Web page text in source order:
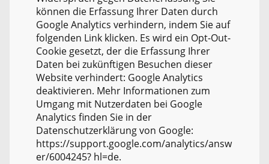
können die Erfassung Ihrer Daten durch
Google Analytics verhindern, indem Sie auf
folgenden Link klicken. Es wird ein Opt-Out-
Cookie gesetzt, der die Erfassung Ihrer
Daten bei zukünftigen Besuchen dieser
Website verhindert: Google Analytics
deaktivieren. Mehr Informationen zum
Umgang mit Nutzerdaten bei Google
Analytics finden Sie in der
Datenschutzerklärung von Google:
https://support.google.com/analytics/answ
er/6004245? hl=de.